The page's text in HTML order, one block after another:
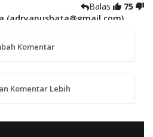
Balas
75
(adryanusbata@gmail.com)
dan masukannya, akan kami
langsung terkait Pilkada Sumba
Komentar
Komentar Lebih